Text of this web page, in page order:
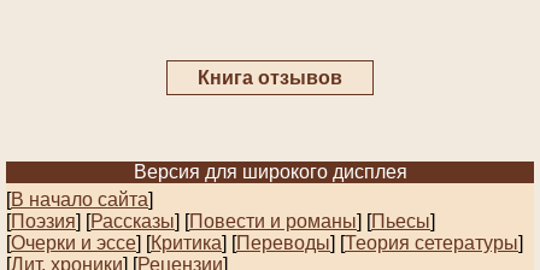
Книга отзывов
Версия для широкого дисплея
[В начало сайта]
[Поэзия] [Рассказы] [Повести и романы] [Пьесы]
[Очерки и эссе] [Критика] [Переводы] [Теория сетературы]
[Лит. хроники] [Рецензии]